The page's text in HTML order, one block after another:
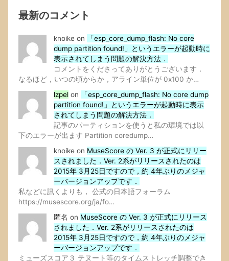
最新のコメント
knoike on
「esp_core_dump_flash: No core
dump partition found!」というエラーが起動時に
表示されてしまう問題の解決方法．
コメントをくださってありがとうございます．
なるほど，いつの頃からか，アライン単位が 0x100 か…
lzpel on
「esp_core_dump_flash: No core dump
partition found!」というエラーが起動時に表示
されてしまう問題の解決方法．
記事のパーティションを使うと私の環境では以
下のエラーが出ます Partition coredump…
knoike on MuseScore の Ver. 3 が正式にリリー
スされました．Ver. 2系がリリースされたのは
2015年 3月25日ですので，約 4年ぶりのメジャ
ーバージョンアップです．
私などに訊くよりも， 公式の日本語フォーラム
https://musescore.org/ja/fo…
匿名 on MuseScore の Ver. 3 が正式にリリース
されました．Ver. 2系がリリースされたのは
2015年 3月25日ですので，約 4年ぶりのメジャ
ーバージョンアップです．
ミューズスコア３ テヌート等のタイムストレッチ調整でき